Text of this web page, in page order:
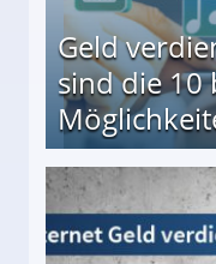
Geld
sind die 10
besten Möglichkeiten